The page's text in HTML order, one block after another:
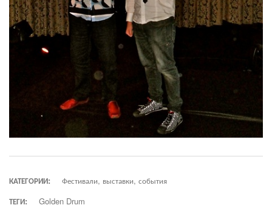
КАТЕГОРИИ:
Фестивали, выставки, события
ТЕГИ:
Golden Drum